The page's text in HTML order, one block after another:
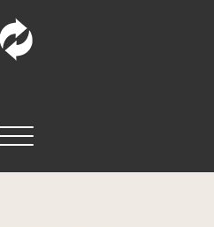
Alternar navegação